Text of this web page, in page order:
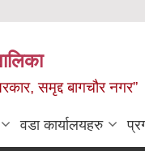
समृद्द बागचौर नगर”
वडा ‍कार्यालयहरु